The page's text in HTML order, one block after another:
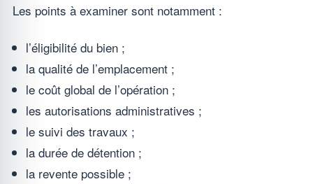
Les points à examiner sont notamment :
l’éligibilité du bien ;
la qualité de l’emplacement ;
le coût global de l’opération ;
les autorisations administratives ;
le suivi des travaux ;
la durée de détention ;
la revente possible ;